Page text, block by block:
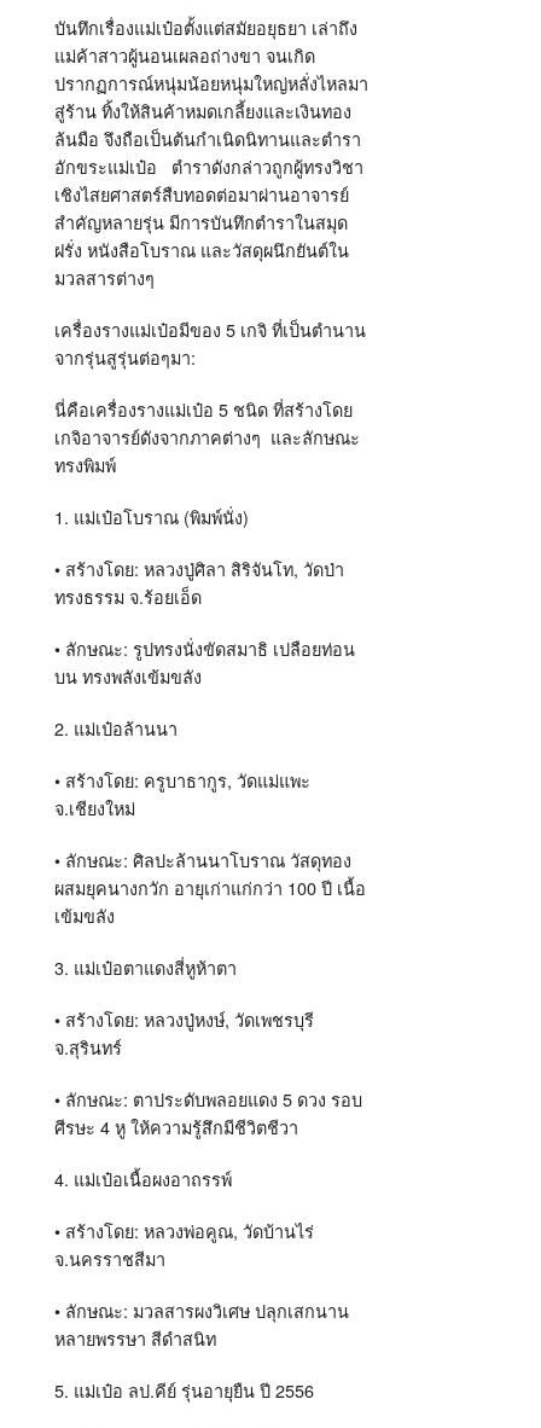
บันทึกเรื่องแม่เป๋อตั้งแต่สมัยอยุธยา เล่าถึง
แม่ค้าสาวผู้นอนเผลอถ่างขา จนเกิด
ปรากฏการณ์หนุ่มน้อยหนุ่มใหญ่หลั่งไหลมา
สู่ร้าน ทิ้งให้สินค้าหมดเกลี้ยงและเงินทอง
ล้นมือ จึงถือเป็นต้นกำเนิดนิทานและตำรา
อักขระแม่เป๋อ
ตำราดังกล่าวถูกผู้ทรงวิชา
เชิงไสยศาสตร์สืบทอดต่อมาผ่านอาจารย์
สำคัญหลายรุ่น มีการบันทึกตำราในสมุด
ฝรั่ง หนังสือโบราณ และวัสดุผนึกยันต์ใน
มวลสารต่างๆ
เครื่องรางแม่เป๋อมีของ 5 เกจิ ที่เป็นตำนาน
จากรุ่นสูรุ่นต่อๆมา:
นี่คือเครื่องรางแม่เป๋อ 5 ชนิด ที่สร้างโดย
เกจิอาจารย์ดังจากภาคต่างๆ และลักษณะ
ทรงพิมพ์
1. แม่เป๋อโบราณ (พิมพ์นั่ง)
• สร้างโดย: หลวงปู่ศิลา สิริจันโท, วัดป่า
ทรงธรรม จ.ร้อยเอ็ด
• ลักษณะ: รูปทรงนั่งขัดสมาธิ เปลือยท่อน
บน ทรงพลังเข้มขลัง
2. แม่เป๋อล้านนา
• สร้างโดย: ครูบาธากูร, วัดแม่แพะ
จ.เชียงใหม่
• ลักษณะ: ศิลปะล้านนาโบราณ วัสดุทอง
ผสมยุคนางกวัก อายุเก่าแก่กว่า 100ปี เนื้อ
เข้มขลัง
3. แม่เป๋อตาแดงสี่หูห้าตา
• สร้างโดย: หลวงปู่หงษ์, วัดเพชรบุรี
จ.สุรินทร์
• ลักษณะ: ตาประดับพลอยแดง 5 ดวง รอบ
ศีรษะ 4หู ให้ความรู้สึกมีชีวิตชีวา
4. แม่เป๋อเนื้อผงอาถรรพ์
• สร้างโดย: หลวงพ่อคูณ, วัดบ้านไร่
จ.นครราชสีมา
• ลักษณะ: มวลสารผงวิเศษ ปลุกเสกนาน
หลายพรรษา สีดำสนิท
5. แม่เป๋อ ลป.คีย์ รุ่นอายุยืน ปี2556